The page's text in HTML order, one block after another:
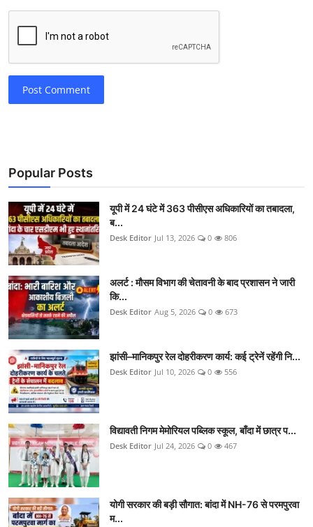
Post Comment
Popular Posts
यूपी में 24 घंटे में 363 पीसीएस अधिकारियों का तबादला,
ब...
Desk Editor Jul 13, 2026 0 806
अलर्ट : मौसम विभाग की चेतावनी के बाद प्रशासन ने जारी
कि...
Desk Editor Aug 5, 2026 0 673
झांसी–मानिकपुर रेल दोहरीकरण कार्य: कई ट्रेनें रहेंगी नि...
Desk Editor Jul 10, 2026 0 556
विद्यावती निगम मेमोरियल पब्लिक स्कूल, बाँदा में छात्र प...
Desk Editor Jul 24, 2026 0 467
योगी सरकार की बड़ी सौगात: बांदा में NH-76 से परमपुरवा
म...